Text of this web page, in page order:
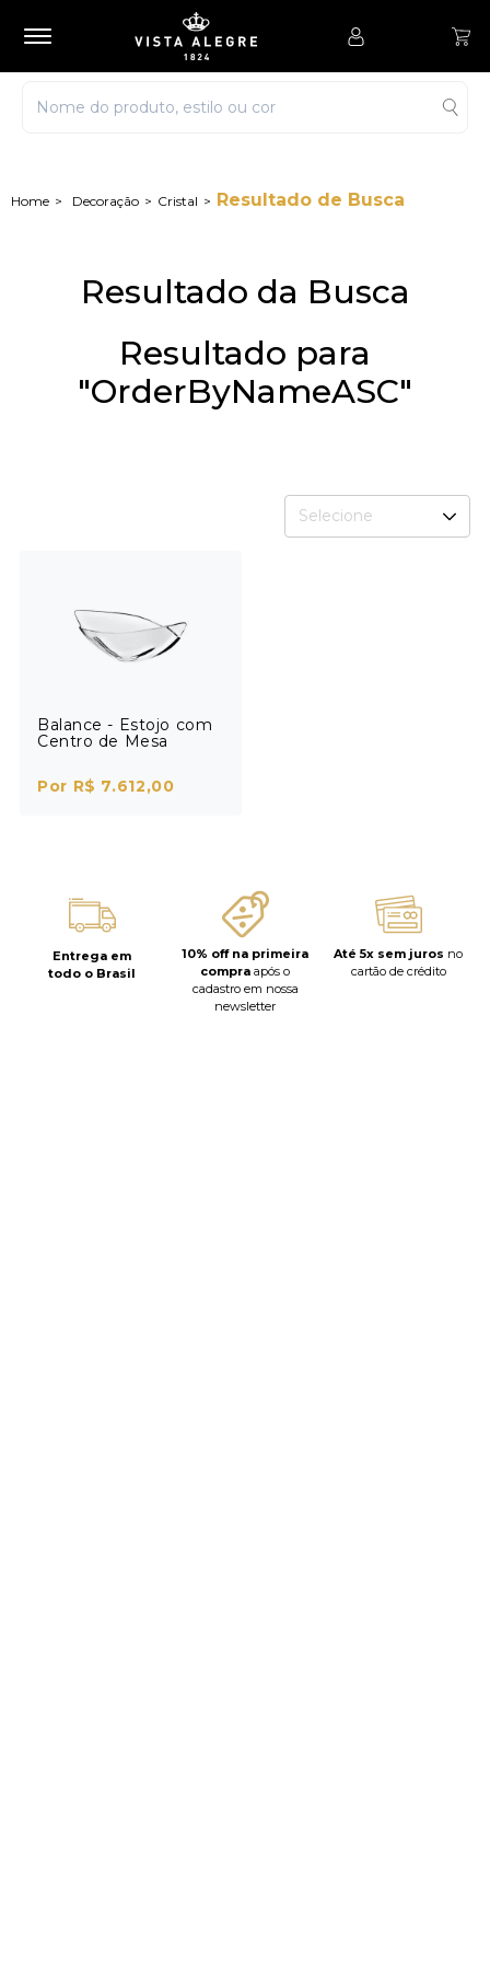
Decoração Cristal Resultado de Busca
Resultado da Busca
Resultado para
"OrderByNameASC"
Selecione
Balance - Estojo com
Centro de Mesa
Por R$ 7.612,00
Entrega em
todo o Brasil
10% off na primeira
compra após o
cadastro em nossa
newsletter
Até 5x sem juros no
cartão de crédito